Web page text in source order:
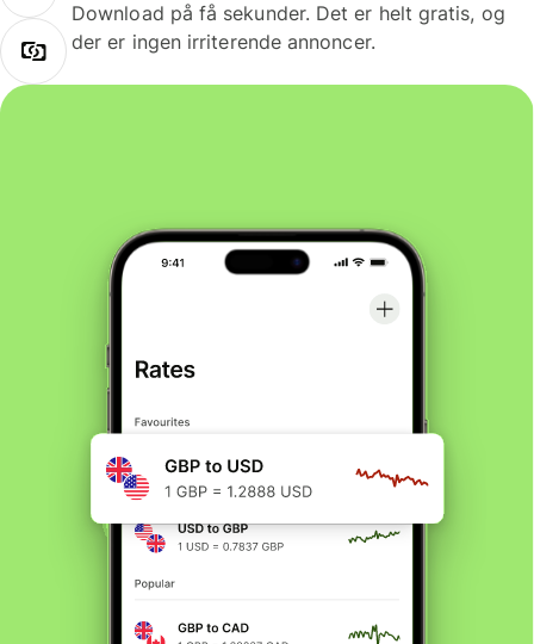
Download på få sekunder. Det er helt gratis, og
der er ingen irriterende annoncer.